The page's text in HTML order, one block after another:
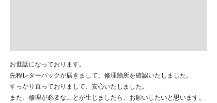
お世話になっております。
先程レターパックが届きまして、修理箇所を確認いたしました。
すっかり直っておりまして、安心いたしました。
また、修理が必要なことが生じましたら、お願いしたいと思います。